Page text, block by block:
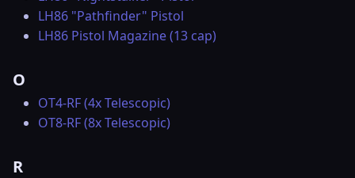
LH86 "Pathfinder" Pistol
LH86 Pistol Magazine (13 cap)
O
OT4-RF (4x Telescopic)
OT8-RF (8x Telescopic)
R